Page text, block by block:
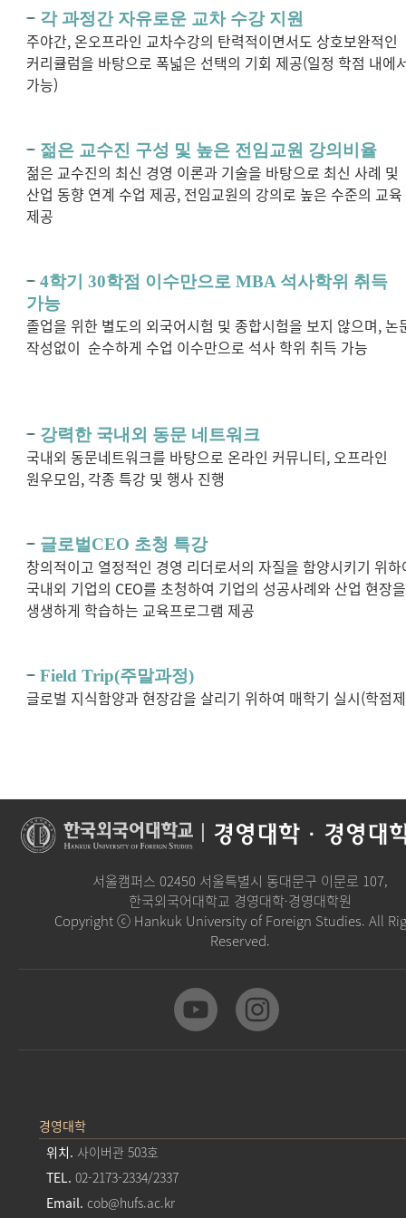
각 과정간 자유로운 교차 수강 지원
주야간, 온오프라인 교차수강의 탄력적이면서도 상호보완적인
커리큘럼을 바탕으로 폭넓은 선택의 기회 제공(일정 학점 내에
가능)
젊은 교수진 구성 및 높은 전임교원 강의비율
젊은 교수진의 최신 경영 이론과 기술을 바탕으로 최신 사례 및
산업 동향 연계 수업 제공, 전임교원의 강의로 높은 수준의 교육
제공
4학기 30학점 이수만으로 MBA 석사학위 취득
가능
졸업을 위한 별도의 외국어시험 및 종합시험을 보지 않으며, 논
작성없이 순수하게 수업 이수만으로 석사 학위 취득 가능
강력한 국내외 동문 네트워크
국내외 동문네트워크를 바탕으로 온라인 커뮤니티, 오프라인
원우모임, 각종 특강 및 행사 진행
글로벌CEO 초청 특강
창의적이고 열정적인 경영 리더로서의 자질을 함양시키기 위하
국내외 기업의 CEO를 초청하여 기업의 성공사례와 산업 현장을
생생하게 학습하는 교육프로그램 제공
Field Trip(주말과정)
글로벌 지식함양과 현장감을 살리기 위하여 매학기 실시(학점
경영대학·경영대
서울캠퍼스 02450 서울특별시 동대문구 이문로 107,
한국외국어대학교 경영대학·경영대학원
Copyright ⓒ Hankuk University of Foreign Studies. All
Reserved.
경영대학
위치. 사이버관 503호
TEL. 02-2173-2334/2337
Email. cob@hufs.ac.kr